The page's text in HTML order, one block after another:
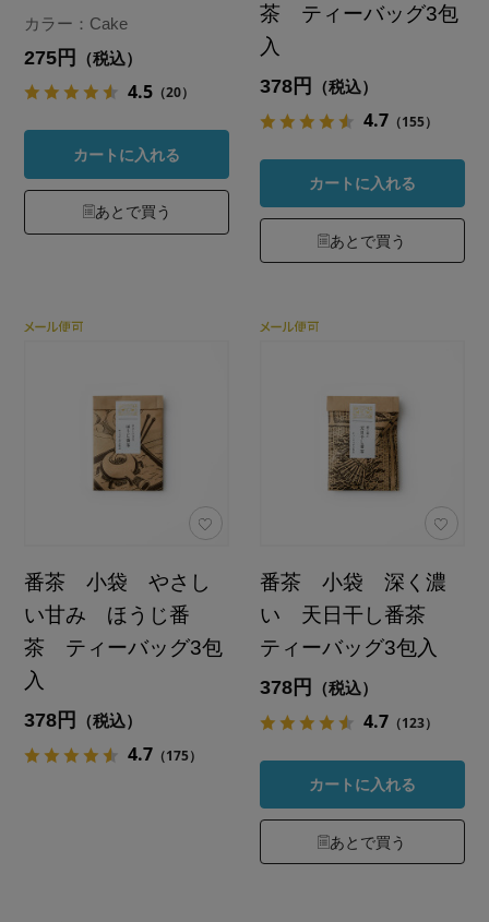
カラー：Cake
275円 （税込）
4.5 （20）
カートに入れる
あとで買う
茶 ティーバッグ3包
入
378円 （税込）
4.7 （155）
カートに入れる
あとで買う
番茶 小袋 やさし
い甘み ほうじ番
茶 ティーバッグ3包
入
378円 （税込）
4.7 （175）
番茶 小袋 深く濃
い 天日干し番茶
ティーバッグ3包入
378円 （税込）
4.7 （123）
カートに入れる
あとで買う